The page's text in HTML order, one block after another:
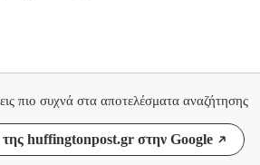
πιο συχνά στα αποτελέσματα αναζήτησης
huffingtonpost.gr στην Google